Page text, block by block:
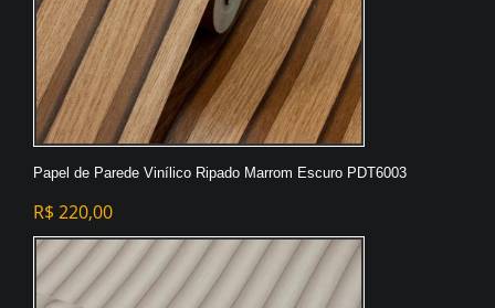
Papel de Parede Vinílico Ripado Marrom Escuro PDT6003
R$ 220,00